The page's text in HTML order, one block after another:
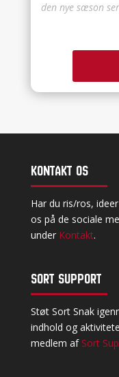
den nye sæson
Kontakt os
Har du ris/ros,
os på de sociale
under Kontakt.
Sort Support
Støt Sort Snak
indhold og
medlem af Sort